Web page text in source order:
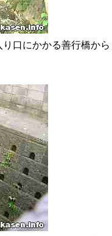
口にかかる善行橋から